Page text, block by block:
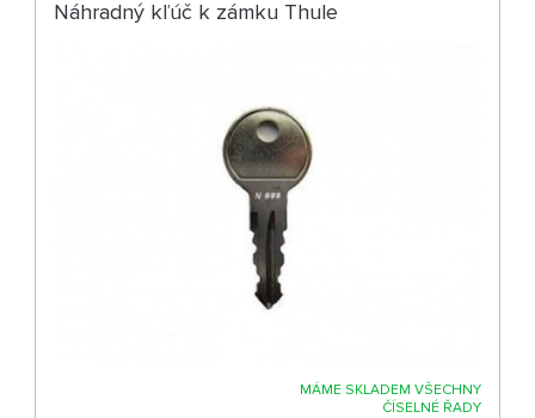
Náhradný kľúč k zámku Thule
MÁME SKLADEM VŠECHNY
ČÍSELNÉ ŘADY